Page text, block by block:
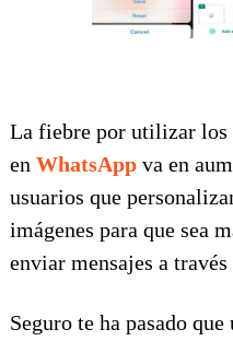
La fiebre por utilizar los
en WhatsApp va en
usuarios que
imágenes para que sea
enviar mensajes a
Seguro te ha pasado